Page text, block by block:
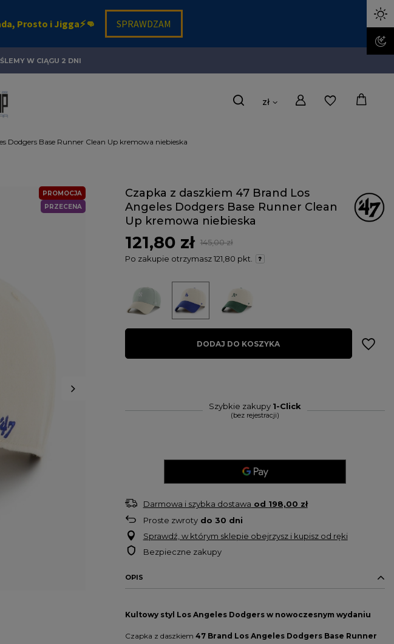
zł
W CIĄGU 2 DNI
Dodgers Base Runner Clean Up kremowa niebieska
PROMOCJA
PRZECENA
Czapka z daszkiem 47 Brand Los
Angeles Dodgers Base Runner Clean
Up kremowa niebieska
121,80 zł
145,00 zł
Po zakupie otrzymasz121,80 pkt.
DODAJ DO KOSZYKA
Szybkie zakupy 1-Click
(bez rejestracji)
Darmowa i szybka dostawa od 198,00 zł
Proste zwrotydo 30 dni
Sprawdź, w którym sklepie obejrzysz i kupisz od ręki
Bezpieczne zakupy
OPIS
Kultowy styl Los Angeles Dodgers w nowoczesnym wydaniu
Czapka z daszkiem 47 Brand Los Angeles Dodgers Base Runner